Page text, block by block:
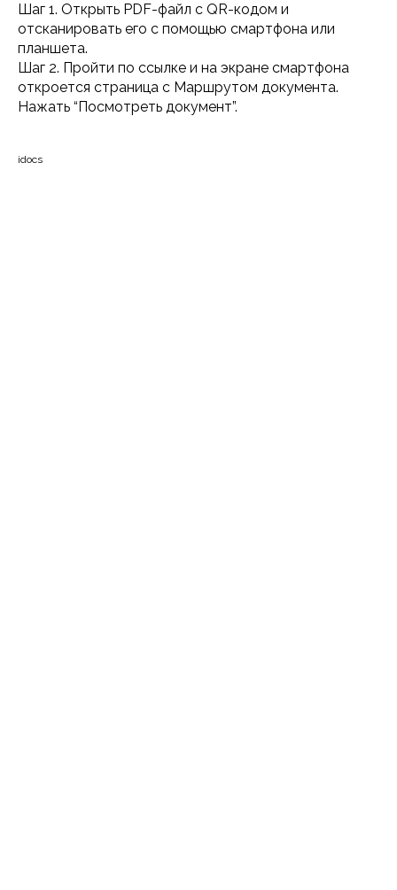
Шаг 1. Открыть PDF-файл с QR-кодом и
отсканировать его с помощью смартфона или
планшета.
Шаг 2. Пройти по ссылке и на экране смартфона
откроется страница с Маршрутом документа.
Нажать “Посмотреть документ”.
idocs